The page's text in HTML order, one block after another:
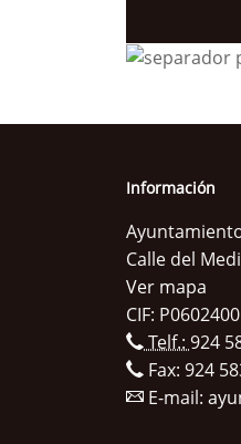
Información
Calle del
Ver mapa
CIF:
Telf.:924
Fax: 924
E-mail: